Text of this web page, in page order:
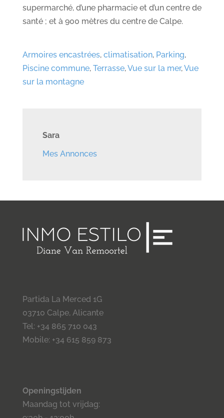
supermarché, d’une pharmacie et d’un centre de
santé ; et à 900 mètres du centre de Calpe.
Armoires encastrées, climatisation, Parking,
Piscine commune, Terrasse,Vue sur la mer,Vue
sur la montagne
Sara
Mes Annonces
Partida La Merced 1G
03710 Calpe, Alicante
Tel: +34 865 710 043
Mobile: +34 615 859 873
Openingstijden
Maandag tot vrijdag: